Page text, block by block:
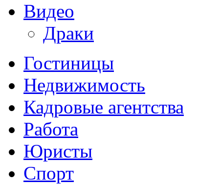
Видео
Драки
Гостиницы
Недвижимость
Кадровые агентства
Работа
Юристы
Спорт